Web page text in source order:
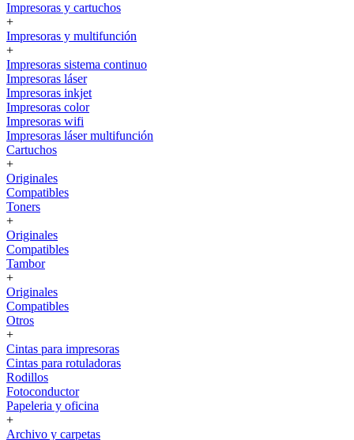
Impresoras y cartuchos
+
Impresoras y multifunción
+
Impresoras sistema continuo
Impresoras láser
Impresoras inkjet
Impresoras color
Impresoras wifi
Impresoras láser multifunción
Cartuchos
+
Originales
Compatibles
Toners
+
Originales
Compatibles
Tambor
+
Originales
Compatibles
Otros
+
Cintas para impresoras
Cintas para rotuladoras
Rodillos
Fotoconductor
Papeleria y oficina
+
Archivo y carpetas